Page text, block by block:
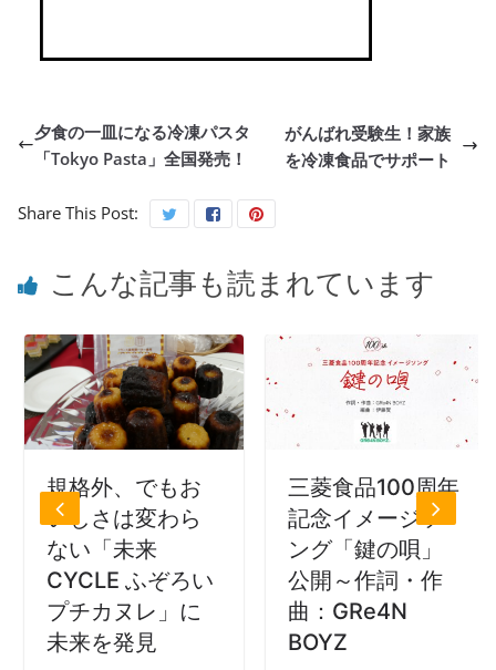
夕食の一皿になる冷凍パスタ
「Tokyo Pasta」全国発売！
がんばれ受験生！家族
を冷凍食品でサポート
Share This Post:
こんな記事も読まれています
規格外、でもお
いしさは変わら
ない「未来
CYCLE ふぞろい
プチカヌレ」に
未来を発見
三菱食品100周年
記念イメージソ
ング「鍵の唄」
公開～作詞・作
曲：GRe4N
BOYZ